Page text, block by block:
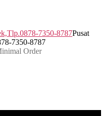
Pusat
7350-8787
Order